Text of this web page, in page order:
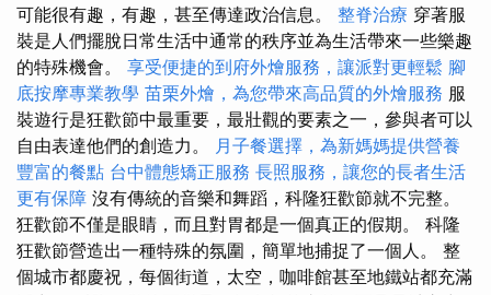
可能很有趣，有趣，甚至傳達政治信息。 整脊治療 穿著服
裝是人們擺脫日常生活中通常的秩序並為生活帶來一些樂趣
的特殊機會。 享受便捷的到府外燴服務，讓派對更輕鬆 腳
底按摩專業教學 苗栗外燴，為您帶來高品質的外燴服務 服
裝遊行是狂歡節中最重要，最壯觀的要素之一，參與者可以
自由表達他們的創造力。 月子餐選擇，為新媽媽提供營養
豐富的餐點 台中體態矯正服務 長照服務，讓您的長者生活
更有保障 沒有傳統的音樂和舞蹈，科隆狂歡節就不完整。
狂歡節不僅是眼睛，而且對胃都是一個真正的假期。 科隆
狂歡節營造出一種特殊的氛圍，簡單地捕捉了一個人。 整
個城市都慶祝，每個街道，太空，咖啡館甚至地鐵站都充滿